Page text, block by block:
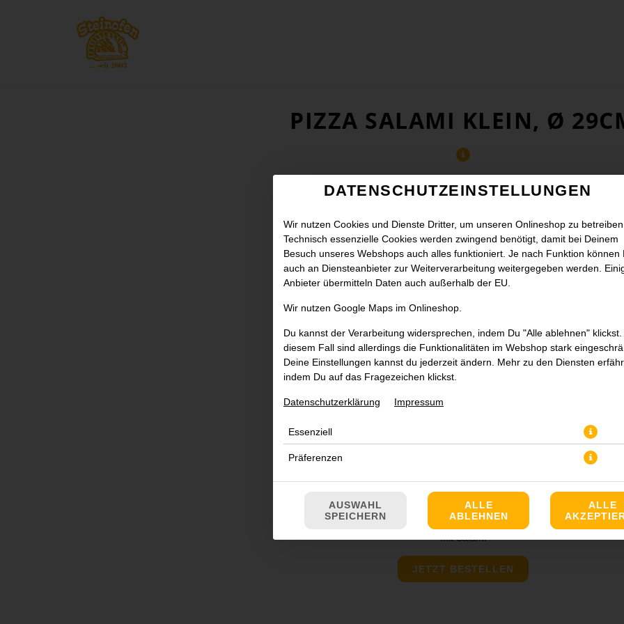
PIZZA SALAMI KLEIN, Ø
mit Salami
JETZT BESTELLEN
DATENSCHUTZEINSTELLUNGEN
Wir nutzen Cookies und Dienste Dritter, um unseren Onlineshop zu
Technisch essenzielle Cookies werden zwingend benötigt, damit bei Deinem
Besuch unseres Webshops auch alles funktioniert. Je nach Funktion können
auch an Diensteanbieter zur Weiterverarbeitung weitergegeben werden.
Anbieter übermitteln Daten auch außerhalb der EU.
Wir nutzen Google Maps im Onlineshop.
Du kannst der Verarbeitung widersprechen, indem Du "Alle ablehnen" klickst.
diesem Fall sind allerdings die Funktionalitäten im Webshop stark
Deine Einstellungen kannst du jederzeit ändern. Mehr zu den Diensten
indem Du auf das Fragezeichen klickst.
Datenschutzerklärung Impressum
Essenziell
Präferenzen
AUSWAHL
SPEICHERN
ALLE
ABLEHNEN
ALLE